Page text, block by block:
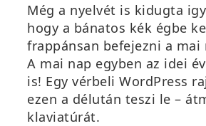
Még a nyelvét is kidugta
hogy a bánatos kék égbe
frappánsan befejezni a mai
A mai nap egyben az idei
is! Egy vérbeli WordPress
ezen a délután teszi le –
klaviatúrát.